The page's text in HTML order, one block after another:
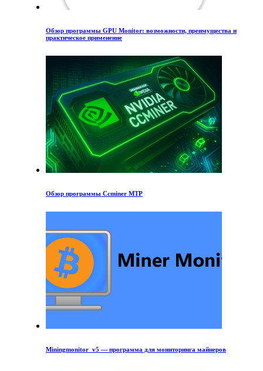
Обзор программы GPU Monitor: возможности, преимущества и
практическое применение
Обзор программы Ccminer MTP
Miningmonitor_v5 — программа для мониторинга майнеров